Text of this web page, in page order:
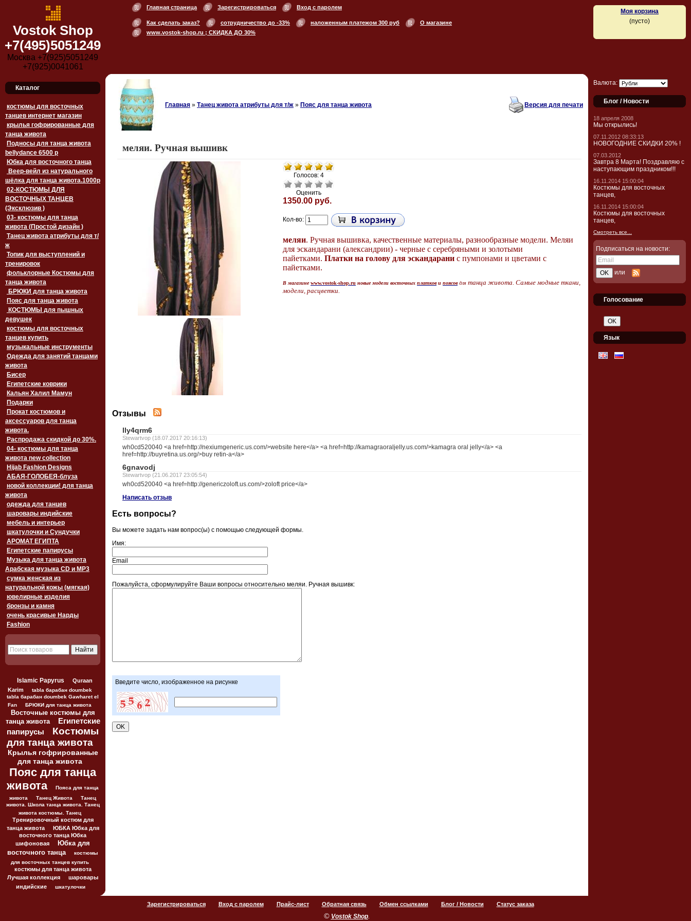
Vostok Shop
+7(495)5051249
Москва +7(925)5051249
+7(925)0041061
Главная страница Зарегистрироваться Вход с паролем
Как сделать заказ? сотрудничество до -33% наложенным платежом 300 руб
О магазине
www.vostok-shop.ru ; СКИДКА ДО 30%
Моя корзина
(пусто)
Каталог
костюмы для восточных
танцев интернет магазин
крылья гофрированные для
танца живота
Подносы для танца живота
bellydance 6500 p
Юбка для восточного танца
Веер-вейл из натурального
шёлка для танца живота.1000p
02-КОСТЮМЫ ДЛЯ
ВОСТОЧНЫХ ТАНЦЕВ
(Эксклюзив )
03- костюмы для танца
живота (Простой дизайн )
Танец живота атрибуты для т/
ж
Топик для выступлений и
тренировок
фольклорные Костюмы для
танца живота
БРЮКИ для танца живота
Пояс для танца живота
девушек
костюмы для восточных
танцев купить
музыкальные инструменты
Одежда для занятий танцами
живота
Бисер
Египетские коврики
Кальян Халил Мамун
Подарки
Прокат костюмов и
аксессуаров для танца
живота.
Распродажа скидкой до 30%.
04- костюмы для танца
живота new collection
Hijab Fashion Designs
АБАЯ-ГОЛОБЕЯ-блуза
новой коллекции! для танца
живота
одежда для танцев
шаровары индийские
мебель и интерьер
шкатулочки и Сундучки
АРОМАТ ЕГИПТА
Египетские папирусы
Музыка для танца живота
Арабская музыка CD и MP3
сумка женская из
натуральной кожы (мягкая)
ювелирные изделия
бронзы и камня
очень красивые Нарды
Fashion
Islamic Papyrus
Quraan
Karim
tabla барабан doumbek
tabla барабан doumbek Gawharet el
Fan
БРЮКИ для танца живота
Восточные костюмы для
танца живота
Египетские
папирусы
Костюмы
для танца живота
Крылья гофрированные
для танца живота
Пояс для танца
живота
Пояса для танца
живота
Танец Живота
Танец
живота. Школа танца живота. Танец
живота костюмы. Танец
Тренировочный костюм для
танца живота
ЮБКА Юбка для
восточного танца Юбка
шифоновая
Юбка для
восточного танца
костюмы
для восточных танцев купить
костюмы для танца живота
Лучшая коллекция
шаровары
индийские
шкатулочки
Главная » Танец живота атрибуты для т/ж » Пояс для танца живота Версия для печати
меляи. Ручная вышивк
Голосов: 4
Оценить
1350.00 руб.
Кол-во:
меляи. Ручная вышивка, качественные материалы, разнообразные модели. Меляи
для эскандарани (александрии) - черные с серебряными и золотыми
пайетками. Платки на голову для эскандарани с пумпонами и цветами с
пайетками.
В магазинеwww.vostok-shop.ru новые модели восточных платкови поясовдля танца живота. Самые модные ткани,
модели, расцветки.
Отзывы
lly4qrm6
Stewartvop (18.07.2017 20:16:13)
wh0cd520040 <a href=http://nexiumgeneric.us.com/>website here</a> <a href=http://kamagraoraljelly.us.com/>kamagra oral jelly</a> <a
href=http://buyretina.us.org/>buy retin-a</a>
6gnavodj
Stewartvop (21.06.2017 23:05:54)
wh0cd520040 <a href=http://genericzoloft.us.com/>zoloft price</a>
Написать отзыв
Есть вопросы?
Вы можете задать нам вопрос(ы) с помощью следующей формы.
Имя:
Email
Пожалуйста, сформулируйте Ваши вопросы относительно меляи. Ручная вышивк:
Введите число, изображенное на рисунке
Валюта:
Блог / Новости
18 апреля 2008
Мы открылись!
07.11.2012 08:33:13
НОВОГОДНИЕ СКИДКИ 20% !
07.03.2012
Завтра 8 Марта! Поздравляю с
наступающим праздником!!!
16.11.2014 15:00:04
Костюмы для восточных
танцев,
16.11.2014 15:00:04
Костюмы для восточных
танцев,
Смотреть все...
Подписаться на новости:
или
Голосование
Язык
Зарегистрироваться Вход с паролем Прайс-лист Обратная связь Обмен ссылками Блог / Новости Статус заказа
© Vostok Shop.